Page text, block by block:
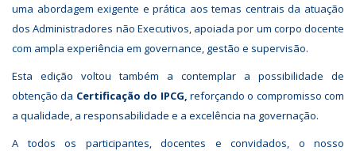
uma abordagem exigente e prática aos temas centrais da atuação
dos Administradores não Executivos, apoiada por um corpo docente
com ampla experiência em governance, gestão e supervisão.
Esta edição voltou também a contemplar a possibilidade de
obtenção da Certificação do IPCG, reforçando o compromisso com
a qualidade, a responsabilidade e a excelência na governação.
A todos os participantes, docentes e convidados, o nosso